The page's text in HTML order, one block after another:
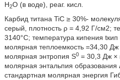
Н2О (в воде), реаг. кисл.
Карбид титана TiC ≥ 30%-
серый, плотность ρ = 4,92 Г/см2;
3140°С; температура кипения
молярная теплоемкость =34,30 Дж
молярная энтропия S0= 30,3 Дж ×
молярная энтальпия образования
стандартная молярная энергия